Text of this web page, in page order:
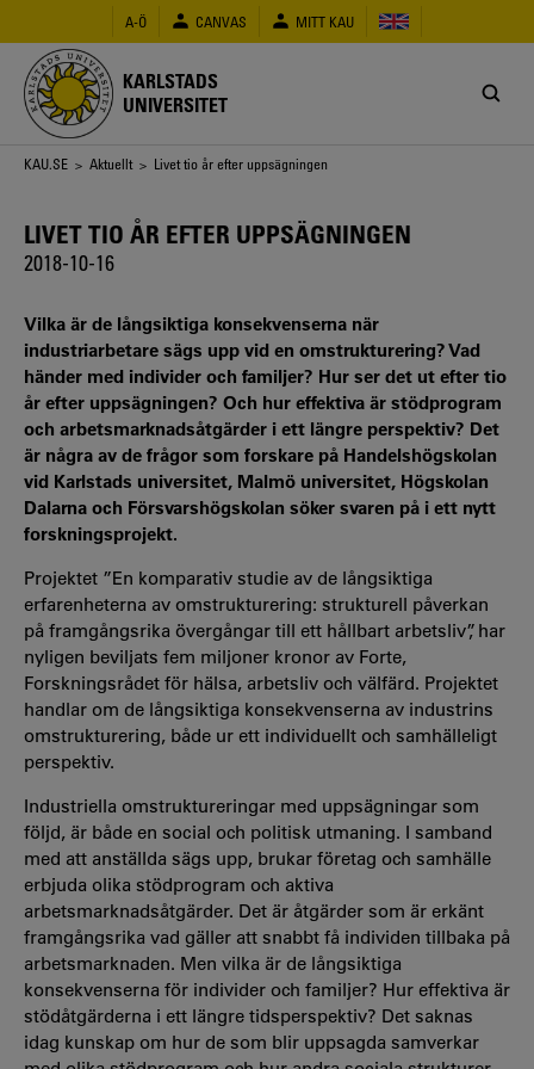
huvudinnehåll
A-Ö CANVAS MITT KAU
KARLSTADS
UNIVERSITET
Länkstig
KAU.SE > Aktuellt > Livet tio år efter uppsägningen
LIVET TIO ÅR EFTER UPPSÄGNINGEN
2018-10-16
Vilka är de långsiktiga konsekvenserna när
industriarbetare sägs upp vid en omstrukturering? Vad
händer med individer och familjer? Hur ser det ut efter tio
år efter uppsägningen? Och hur effektiva är stödprogram
och arbetsmarknadsåtgärder i ett längre perspektiv? Det
är några av de frågor som forskare på Handelshögskolan
vid Karlstads universitet, Malmö universitet, Högskolan
Dalarna och Försvarshögskolan söker svaren på i ett nytt
forskningsprojekt.
Projektet ”En komparativ studie av de långsiktiga
erfarenheterna av omstrukturering: strukturell påverkan
på framgångsrika övergångar till ett hållbart arbetsliv”, har
nyligen beviljats fem miljoner kronor av Forte,
Forskningsrådet för hälsa, arbetsliv och välfärd. Projektet
handlar om de långsiktiga konsekvenserna av industrins
omstrukturering, både ur ett individuellt och samhälleligt
perspektiv.
Industriella omstruktureringar med uppsägningar som
följd, är både en social och politisk utmaning. I samband
med att anställda sägs upp, brukar företag och samhälle
erbjuda olika stödprogram och aktiva
arbetsmarknadsåtgärder. Det är åtgärder som är erkänt
framgångsrika vad gäller att snabbt få individen tillbaka på
arbetsmarknaden. Men vilka är de långsiktiga
konsekvenserna för individer och familjer? Hur effektiva är
stödåtgärderna i ett längre tidsperspektiv? Det saknas
idag kunskap om hur de som blir uppsagda samverkar